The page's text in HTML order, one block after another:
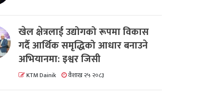
खेल क्षेत्रलाई उद्योगको रूपमा विकास
गर्दै आर्थिक समृद्धिको आधार बनाउने
अभियानमा: इश्वर जिसी
KTM Dainik वैशाख २५ २०८३